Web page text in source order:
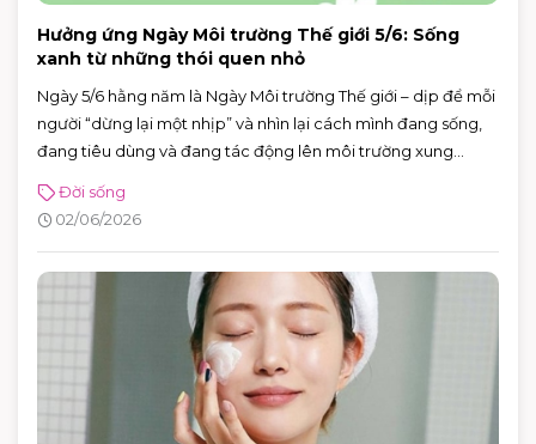
Hưởng ứng Ngày Môi trường Thế giới 5/6: Sống
xanh từ những thói quen nhỏ
Ngày 5/6 hằng năm là Ngày Môi trường Thế giới – dịp để mỗi
người “dừng lại một nhịp” và nhìn lại cách mình đang sống,
đang tiêu dùng và đang tác động lên môi trường xung
đến hành động vì khí hậu, với sự kiện toàn cầu được tổ chức
tại Azerbaijan.
Đời sống
02/06/2026